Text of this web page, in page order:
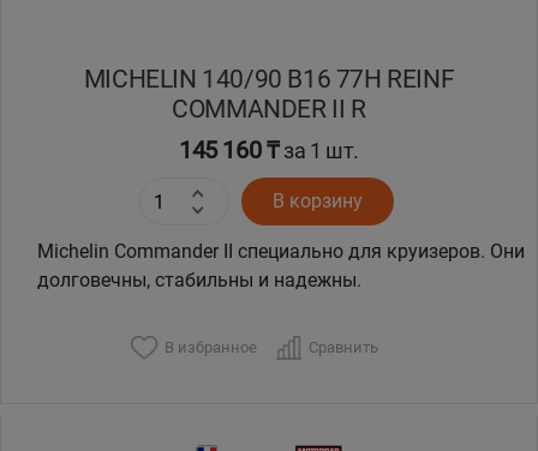
MICHELIN 140/90 B16 77H REINF
COMMANDER II R
145 160 ₸за 1 шт.
В корзину
Michelin Commander II специально для круизеров. Они
долговечны, стабильны и надежны.
В избранное Сравнить